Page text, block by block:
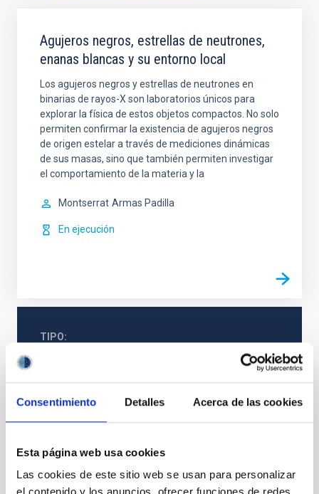
Consentimiento Detalles Acerca de las cookies
Esta página web usa cookies
Las cookies de este sitio web se usan para personalizar
Agujeros negros, estrellas de neutrones,
enanas blancas y su entorno local
Los agujeros negros y estrellas de neutrones en
binarias de rayos-X son laboratorios únicos para
explorar la física de estos objetos compactos. No solo
permiten confirmar la existencia de agujeros negros
de origen estelar a través de mediciones dinámicas
de sus masas, sino que también permiten investigar
el comportamiento de la materia y la
Montserrat Armas Padilla
En ejecución
TIPO